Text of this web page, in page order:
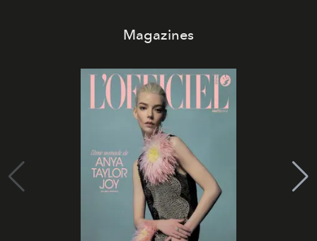
Magazines